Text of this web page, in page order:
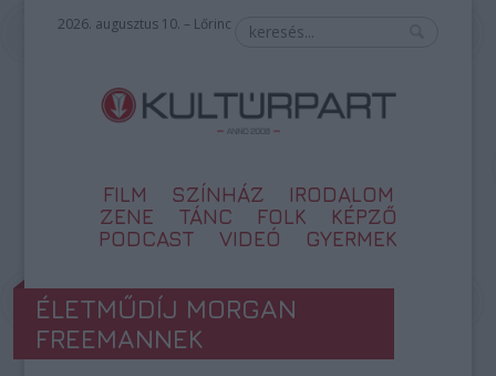
2026. augusztus 10. – Lőrinc
FILM SZÍNHÁZ
IRODALOM
ZENE
TÁNC FOLK
KÉPZŐ
PODCAST
VIDEÓ GYERMEK
ÉLETMŰDÍJ MORGAN
FREEMANNEK